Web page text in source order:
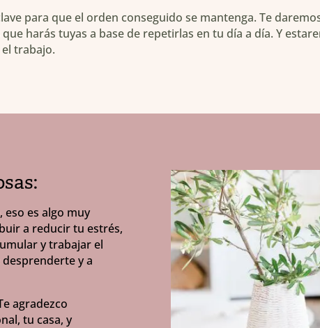
para que el orden conseguido se mantenga. Te
harás tuyas a base de repetirlas en tu día a día. Y
trabajo.
eso es algo muy
a reducir tu estrés,
y trabajar el
y a
agradezco
tu casa, y